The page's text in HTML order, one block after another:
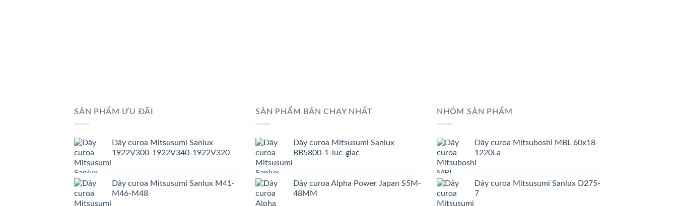
SẢN PHẨM ƯU ĐÃI
Dây curoa Mitsusumi Sanlux
1922V300-1922V340-1922V320
Dây curoa Mitsusumi Sanlux M41-
M46-M48
SẢN PHẨM BÁN CHẠY NHẤT
Dây curoa Mitsusumi Sanlux
BB5800-1-luc-giac
Dây curoa Alpha Power Japan S5M-
48MM
NHÓM SẢN PHẨM
Dây curoa Mitsuboshi MBL 60x18-
1220La
Dây curoa Mitsusumi Sanlux D275-
7